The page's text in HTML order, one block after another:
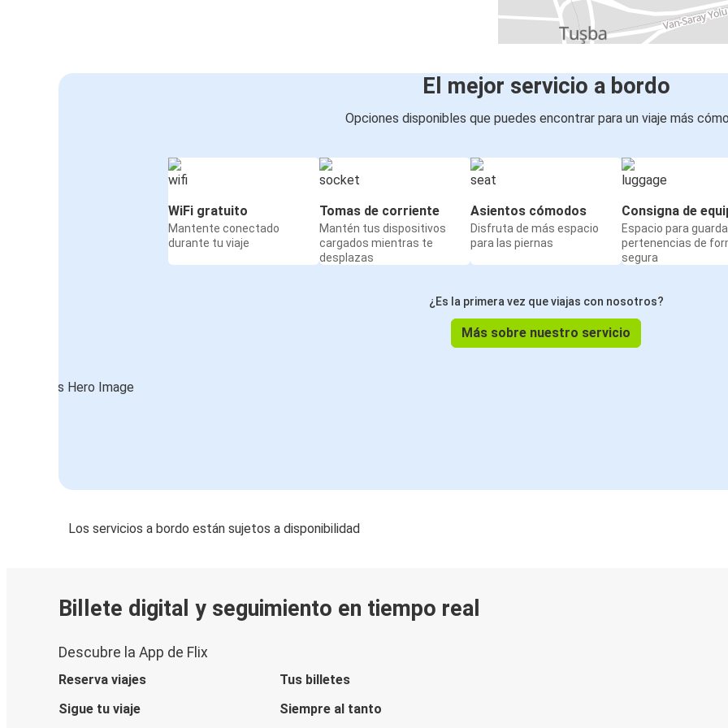
El mejor servicio a bordo
Opciones disponibles que puedes encontrar para un viaje más
WiFi gratuito
Mantente conectado
durante tu viaje
Tomas de corriente
Mantén tus dispositivos
cargados mientras te
desplazas
Asientos cómodos
Disfruta de más espacio
para las piernas
Consigna de
Espacio para
pertenencias de
segura
¿Es la primera vez que viajas con nosotros?
Más sobre nuestro servicio
Los servicios a bordo están sujetos a disponibilidad
Billete digital y seguimiento en tiempo real
Descubre la App de Flix
Reserva viajes
Tus billetes
Sigue tu viaje
Siempre al tanto